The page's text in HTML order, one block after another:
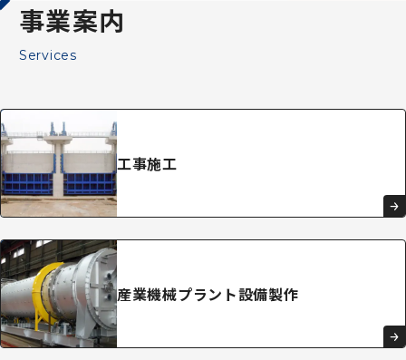
事業案内
Services
工事施工
産業機械プラント設備製作